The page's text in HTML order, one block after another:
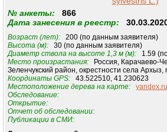
№ анкеты: 866
Дата занесения в реестр:
Возраст (лет):200 (по данным заявителя)
Высота (м):30 (по данным заявителя)
Диаметр ствола на высоте 1,3 м (м):1.59 (по
Место произрастания:Россия, Карачаево-
Зеленчукский район, окрестности села Архыз,
Координаты GPS:43.522510, 41.230623
Местоположение дерева на карте:
Обследование:
Открытие:
Отчет об обследовании:
Публикации в СМИ: